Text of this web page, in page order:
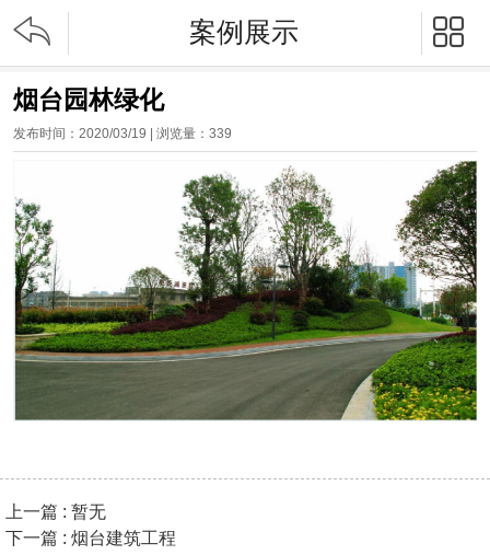
 案例展示 
烟台园林绿化
发布时间：2020/03/19 | 浏览量： 339
上一篇 : 暂无
下一篇 : 烟台建筑工程